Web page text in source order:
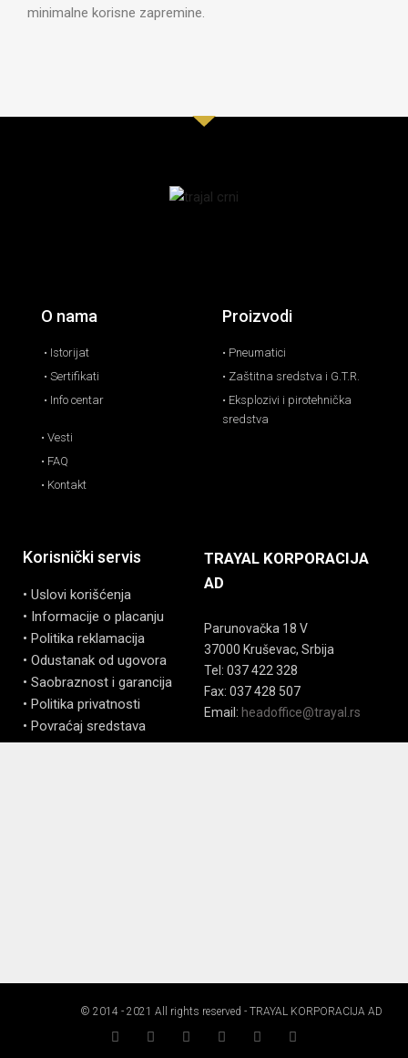
minimalne korisne zapremine.
O nama
• Istorijat
• Sertifikati
• Info centar
• Vesti
• FAQ
• Kontakt
Proizvodi
• Pneumatici
• Zaštitna sredstva i G.T.R.
• Eksplozivi i pirotehnička
sredstva
Korisnički servis
• Uslovi korišćenja
• Informacije o placanju
• Politika reklamacija
• Odustanak od ugovora
• Saobraznost i garancija
• Politika privatnosti
• Povraćaj sredstava
TRAYAL KORPORACIJA
AD
Parunovačka 18 V
37000 Kruševac, Srbija
Tel: 037 422 328
Fax: 037 428 507
Email: headoffice@trayal.rs
© 2014 - 2021 All rights reserved - TRAYAL KORPORACIJA AD